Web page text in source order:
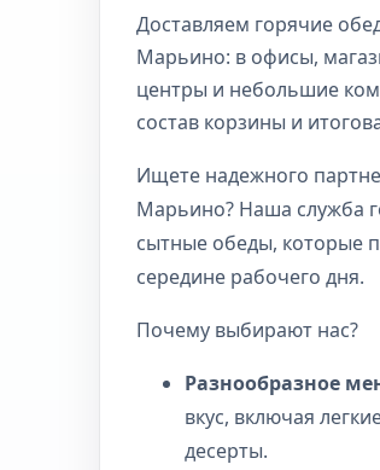
Доставляем горячие
Марьино: в офисы,
центры и небольшие
состав корзины и
Ищете надежного
Марьино? Наша служба
сытные обеды, которые
середине рабочего дня.
Почему выбирают нас?
Разнообразное
вкус, включая
десерты.